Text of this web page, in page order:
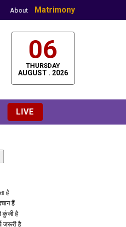
About Matrimony
06
THURSDAY
AUGUST . 2026
LIVE
है
हैं
कुंजी है
जरूरी है